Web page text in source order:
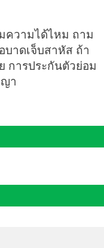
ความได้ไหม ถาม
าดเจ็บสาหัส ถ้า
การประกันตัวย่อม
า